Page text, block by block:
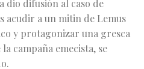
dio difusión al caso de
acudir a un mitin de Lemus
y protagonizar una gresca
campaña emecista, se